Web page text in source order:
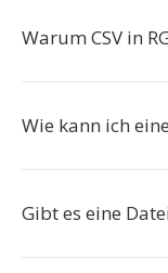
Warum CSV in
Wie kann ich
Gibt es eine